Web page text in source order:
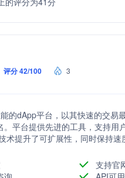
评分 42/100 3
的dApp平台，以其快速的交易
。平台提供先进的工具，支持
术提升了可扩展性，同时保持
支持官